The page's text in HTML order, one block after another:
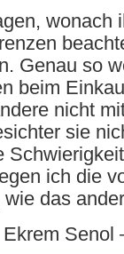
wonach
Genau so
beim
nicht
sie
ich die
das
Ekrem Senol